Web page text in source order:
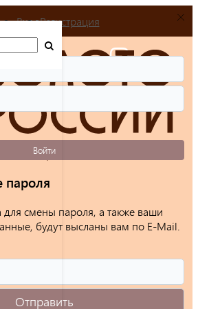
ВходРегистрация
Войти
пароля
для смены пароля, а также ваши
будут высланы вам по E-Mail.